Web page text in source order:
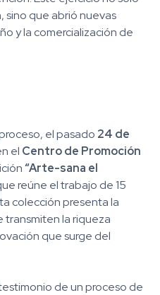
sino que abrió nuevas
y la comercialización de
el pasado 24 de
el Centro de Promoción
“Arte-sana el
reúne el trabajo de 15
colección presenta la
transmiten la riqueza
que surge del
de un proceso de